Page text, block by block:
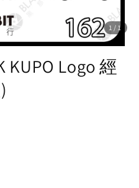
1 /1
KUPO Logo 經